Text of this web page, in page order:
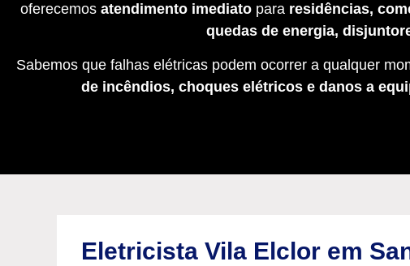
oferecemos atendimento imediatopara residências,
quedas de energia,
Sabemos que falhas elétricas podem ocorrer a qualquer
de incêndios, choques elétricos e danos a
Eletricista Vila Elclor em